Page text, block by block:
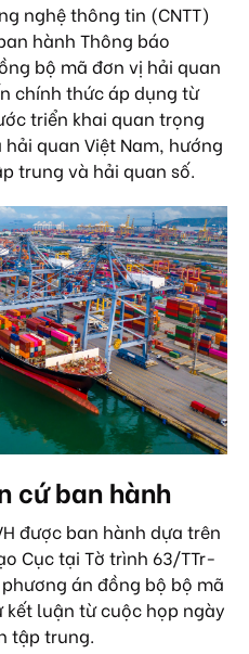
nghệ thông tin (CNTT)
hành Thông báo
bộ mã đơn vị hải quan
chính thức áp dụng từ
triển khai quan trọng
quan Việt Nam, hướng
trung và hải quan số.
cứ ban hành
được ban hành dựa trên
Cục tại Tờ trình 63/TTr-
án đồng bộ bộ mã
luận từ cuộc họp ngày
tập trung.